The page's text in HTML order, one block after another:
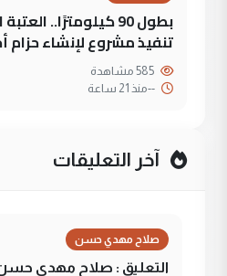
بطول 90 كيلومترًا..
تنفيذ مشروع لإنشاء
--منذ 21 ساعة
آخر التعليقات
صلاح مهدي حسن
التعليق : صلاح مهدي